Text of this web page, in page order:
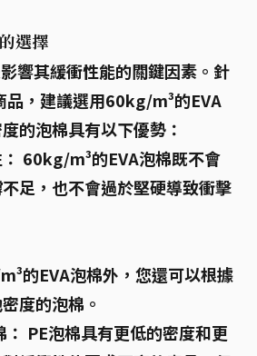
選擇
響其緩衝性能的關鍵因素。針
品，建議選用60kg/m³的EVA
的泡棉具有以下優勢：
60kg/m³的EVA泡棉既不會
足，也不會過於堅硬導致衝擊
的EVA泡棉外，您還可以根據
度的泡棉。
PE泡棉具有更低的密度和更